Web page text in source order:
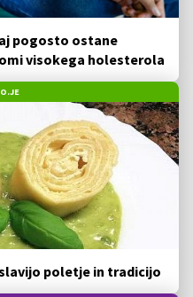
pogosto ostane
visokega holesterola
poletje in tradicijo